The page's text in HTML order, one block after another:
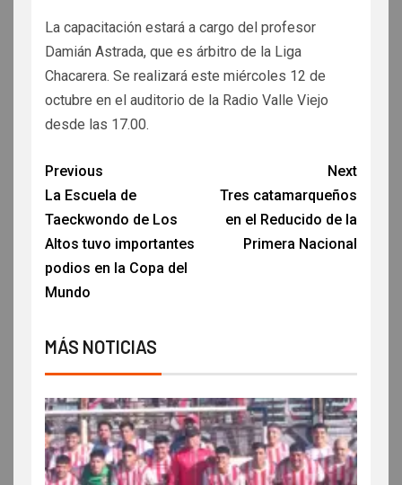
La capacitación estará a cargo del profesor
Damián Astrada, que es árbitro de la Liga
Chacarera. Se realizará este miércoles 12 de
octubre en el auditorio de la Radio Valle Viejo
desde las 17.00.
Previous
La Escuela de
Taeckwondo de Los
Altos tuvo importantes
podios en la Copa del
Mundo
Next
Tres catamarqueños
en el Reducido de la
Primera Nacional
MÁS NOTICIAS